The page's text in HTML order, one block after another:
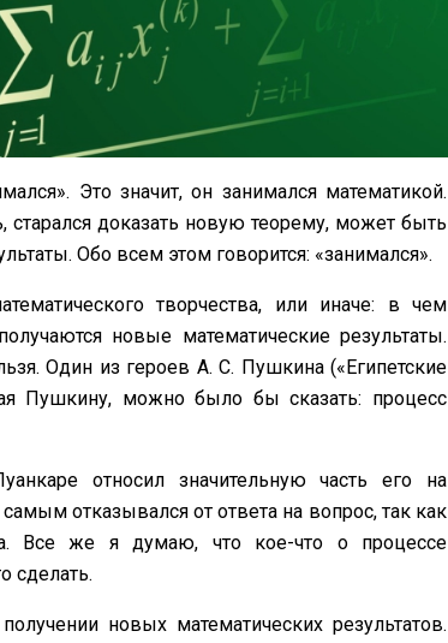
Это значит, он занимался математикой.
доказать новую теорему, может быть
Обо всем этом говорится: «занимался».
творчества, или иначе: в чем
новые математические результаты.
Один из героев А. С. Пушкина («Египетские
Пушкину, можно было бы сказать: процесс
отно­сил значительную часть его на
отказывался от ответа на вопрос, так как
Все же я ду­маю, что кое-что о процессе
сделать.
новых математических результатов.